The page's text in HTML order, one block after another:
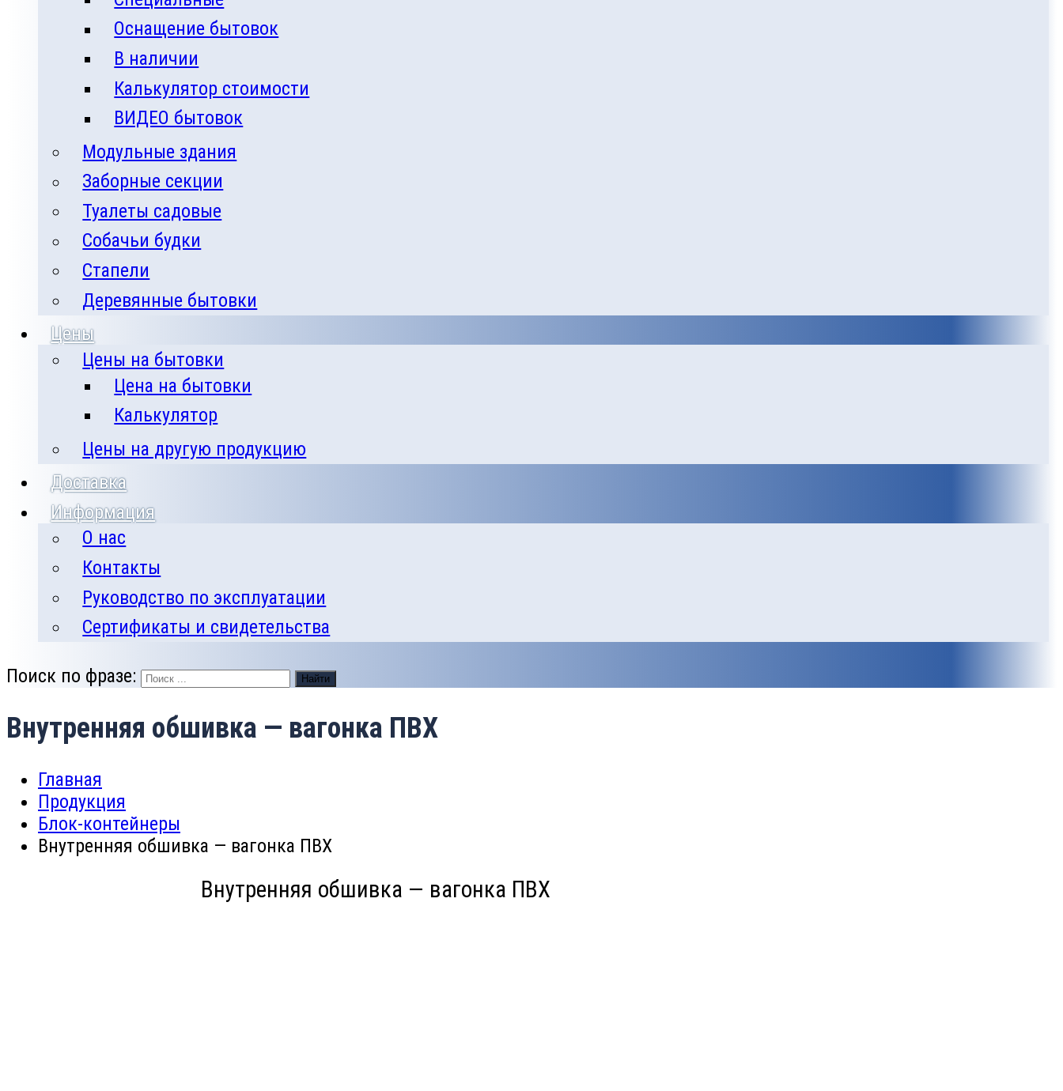
Оснащение бытовок
В наличии
Калькулятор стоимости
ВИДЕО бытовок
Модульные здания
Заборные секции
Туалеты садовые
Собачьи будки
Стапели
Деревянные бытовки
Цены
Цены на бытовки
Цена на бытовки
Калькулятор
Цены на другую продукцию
Доставка
Информация
О нас
Контакты
Руководство по эксплуатации
Сертификаты и свидетельства
Поиск по фразе: Найти
Внутренняя обшивка — вагонка ПВХ
Главная
Продукция
Блок-контейнеры
Внутренняя обшивка — вагонка ПВХ
Внутренняя обшивка — вагонка ПВХ